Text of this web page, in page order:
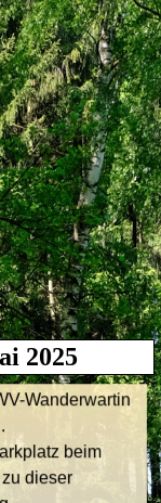
2025
Wanderwartin
beim
dieser